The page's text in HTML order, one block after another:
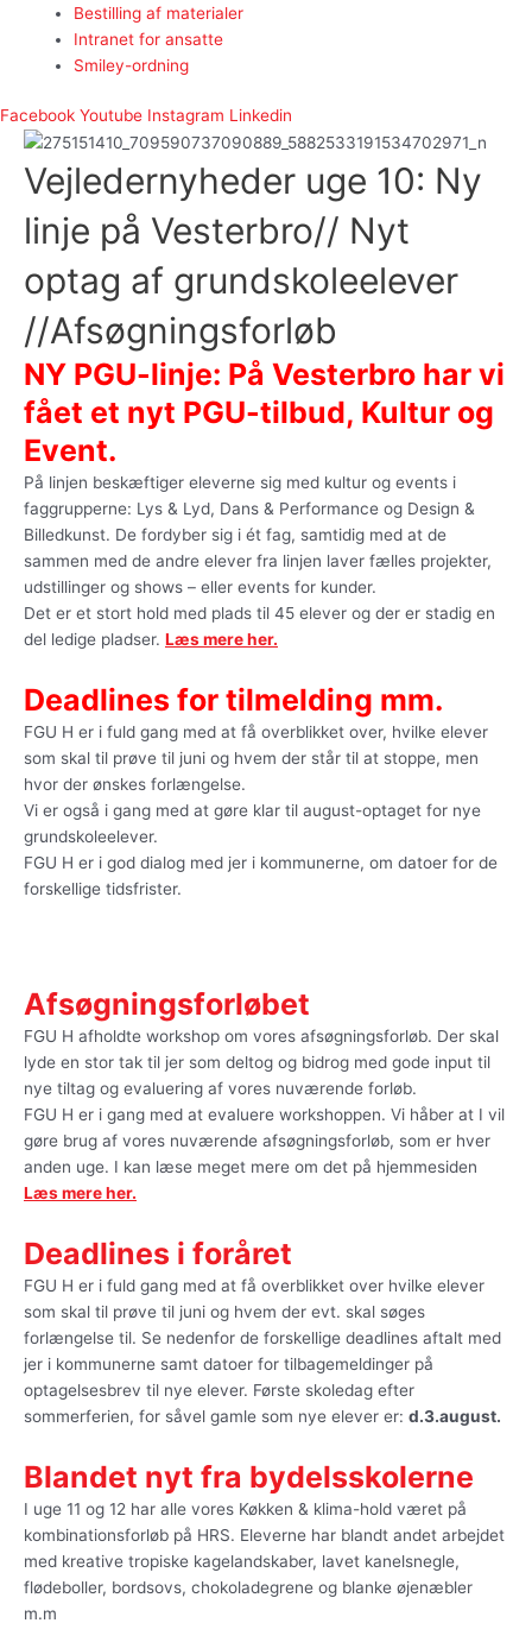
Bestilling af materialer
Intranet for ansatte
Smiley-ordning
Facebook Youtube Instagram Linkedin
Vejledernyheder uge 10: Ny
linje på Vesterbro// Nyt
optag af grundskoleelever
//Afsøgningsforløb
NY PGU-linje: På Vesterbro har vi
fået et nyt PGU-tilbud, Kultur og
Event.
På linjen beskæftiger eleverne sig med kultur og events i
faggrupperne: Lys & Lyd, Dans & Performance og Design &
Billedkunst. De fordyber sig i ét fag, samtidig med at de
sammen med de andre elever fra linjen laver fælles projekter,
udstillinger og shows – eller events for kunder.
Det er et stort hold med plads til 45 elever og der er stadig en
del ledige pladser. Læs mere her.
Deadlines for tilmelding mm.
FGU H er i fuld gang med at få overblikket over, hvilke elever
som skal til prøve til juni og hvem der står til at stoppe, men
hvor der ønskes forlængelse.
Vi er også i gang med at gøre klar til august-optaget for nye
grundskoleelever.
FGU H er i god dialog med jer i kommunerne, om datoer for de
forskellige tidsfrister.
Afsøgningsforløbet
FGU H afholdte workshop om vores afsøgningsforløb. Der skal
lyde en stor tak til jer som deltog og bidrog med gode input til
nye tiltag og evaluering af vores nuværende forløb.
FGU H er i gang med at evaluere workshoppen. Vi håber at I vil
gøre brug af vores nuværende afsøgningsforløb, som er hver
anden uge. I kan læse meget mere om det på hjemmesiden
Læs mere her.
Deadlines i foråret
FGU H er i fuld gang med at få overblikket over hvilke elever
som skal til prøve til juni og hvem der evt. skal søges
forlængelse til. Se nedenfor de forskellige deadlines aftalt med
jer i kommunerne samt datoer for tilbagemeldinger på
optagelsesbrev til nye elever. Første skoledag efter
sommerferien, for såvel gamle som nye elever er: d.3.august.
Blandet nyt fra bydelsskolerne
I uge 11 og 12 har alle vores Køkken & klima-hold været på
kombinationsforløb på HRS. Eleverne har blandt andet arbejdet
med kreative tropiske kagelandskaber, lavet kanelsnegle,
flødeboller, bordsovs, chokoladegrene og blanke øjenæbler
m.m